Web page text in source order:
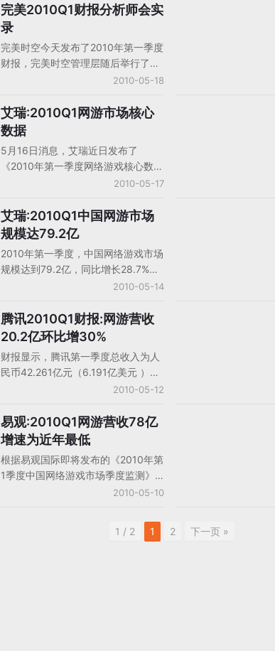
净利润为4.52亿元人民币（6,630万
美元）。随后于北京时间上午九点至
十点，网易管理层召开了财报电话会
议，解读财报要点，并就热点问题回
答了分析师的提问。与会高官包括网
易CEO丁磊和代理CFO蔡安活。
完美2010Q1财报分析师会实
录
完美时空今天发布了2010年第一季度
财报，完美时空管理层随后举行了分
析师电话会议。完美时空CEO池宇峰
问。
刘永基：我们第二季度将减少游戏中
的收费活动，尤其是《完美世界2》
和《诛仙》。因此这两款游戏的收入
在第二季度会略有下降，我们的主要
目的是延长这两款游戏的生命周期，
长，来维持这两款游戏的寿命。《神
鬼传奇》取得了稳定的增长，《梦幻
诛仙》的营收也将会反弹，再加上我
们发布的新游戏，我们有信心今年下
2010-05-18
艾瑞:2010Q1网游市场核心
数据
5月16日消息，艾瑞近日发布了
《2010年第一季度网络游戏核心数
据》，报告数据显示，第一季度中国
长率为9.1%。 六家游戏资讯月度覆盖
人数破千万。网页游戏市场规模达到
5.7亿元，所占市场份额继续扩大，
其收入比例占7.2%。艾瑞预计，未来
两年网页游戏市场会更加火爆。
2010-05-17
艾瑞:2010Q1中国网游市场
规模达79.2亿
2010年第一季度，中国网络游戏市场
规模达到79.2亿，同比增长28.7%，
环比增长9.1%。相比2009年下半
艾瑞分析认为，从2007Q3起，网络
游戏市场增长节奏逐渐放缓并在
2009Q1进入平稳发展期。
2010-05-14
腾讯2010Q1财报:网游营收
20.2亿环比增30%
财报显示，腾讯第一季度总收入为人
民币42.261亿元（6.191亿美元 ），
比上一季度增长14.6%，比去年同期
利为人民币17.832亿元（2.612亿美
元），比上一季度增长18.3%，比去
年同期增长72.2%。网络游戏收入比
上一季度增长30.1%，达到人民币
20.236亿元
2010-05-12
易观:2010Q1网游营收78亿
增速为近年最低
根据易观国际即将发布的《2010年第
1季度中国网络游戏市场季度监测》
数据显示，2010年第1季度中国网络
比增长达4.1%，增长放缓至近年最低
点。2010年第1季度中国网络游戏市
2010-05-10
1 / 2 1 2 下一页 »